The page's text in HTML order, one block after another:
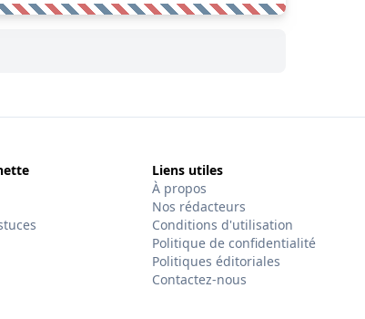
Liens utiles
À propos
Nos rédacteurs
Conditions d'utilisation
Politique de confidentialité
Politiques éditoriales
Contactez-nous